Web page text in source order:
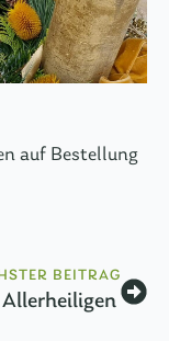
auf Bestellung
BEITRAG
Allerheiligen